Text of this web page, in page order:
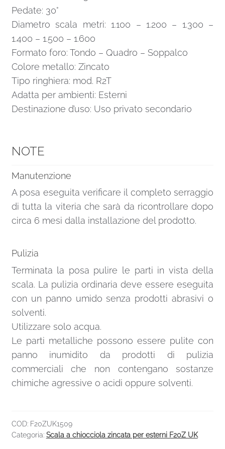
Pedate: 30°
Diametro scala metri: 1.100 – 1.200 – 1.300 –
1.400 – 1.500 – 1.600
Formato foro: Tondo – Quadro – Soppalco
Colore metallo: Zincato
Tipo ringhiera: mod. R2T
Adatta per ambienti: Esterni
Destinazione d’uso: Uso privato secondario
NOTE
Manutenzione
A posa eseguita verificare il completo serraggio
di tutta la viteria che sarà da ricontrollare dopo
circa 6 mesi dalla installazione del prodotto.
Pulizia
Terminata la posa pulire le parti in vista della
scala. La pulizia ordinaria deve essere eseguita
con un panno umido senza prodotti abrasivi o
solventi.
Utilizzare solo acqua.
Le parti metalliche possono essere pulite con
panno inumidito da prodotti di pulizia
commerciali che non contengano sostanze
chimiche agressive o acidi oppure solventi.
COD: F20ZUK1509
Categoria: Scala a chiocciola zincata per esterni F20Z UK